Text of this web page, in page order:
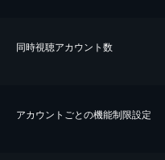
同時視聴アカウント数
アカウントごとの機能制限設定